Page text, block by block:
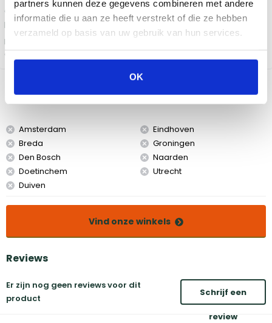
partners kunnen deze gegevens combineren met andere
informatie die u aan ze heeft verstrekt of die ze hebben
verzameld op basis van uw gebruik van hun services.
OK
Ontvang gegarandeerd korting
persoonlijke deal en ontvang een mooie korting!
Bekijk de
actievoorwaarden
Amsterdam
Breda
Den Bosch
Doetinchem
Duiven
Eindhoven
Groningen
Naarden
Utrecht
Vind onze winkels
Reviews
Er zijn nog geen reviews voor dit
product
Schrijf een
review